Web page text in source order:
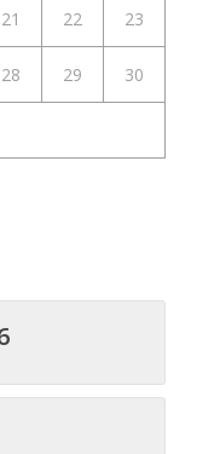
21 22 23
28 29 30